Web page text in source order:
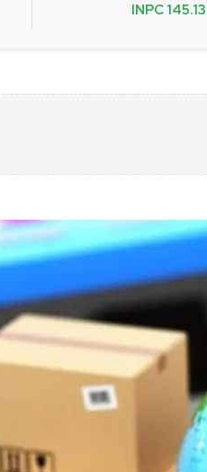
INPC